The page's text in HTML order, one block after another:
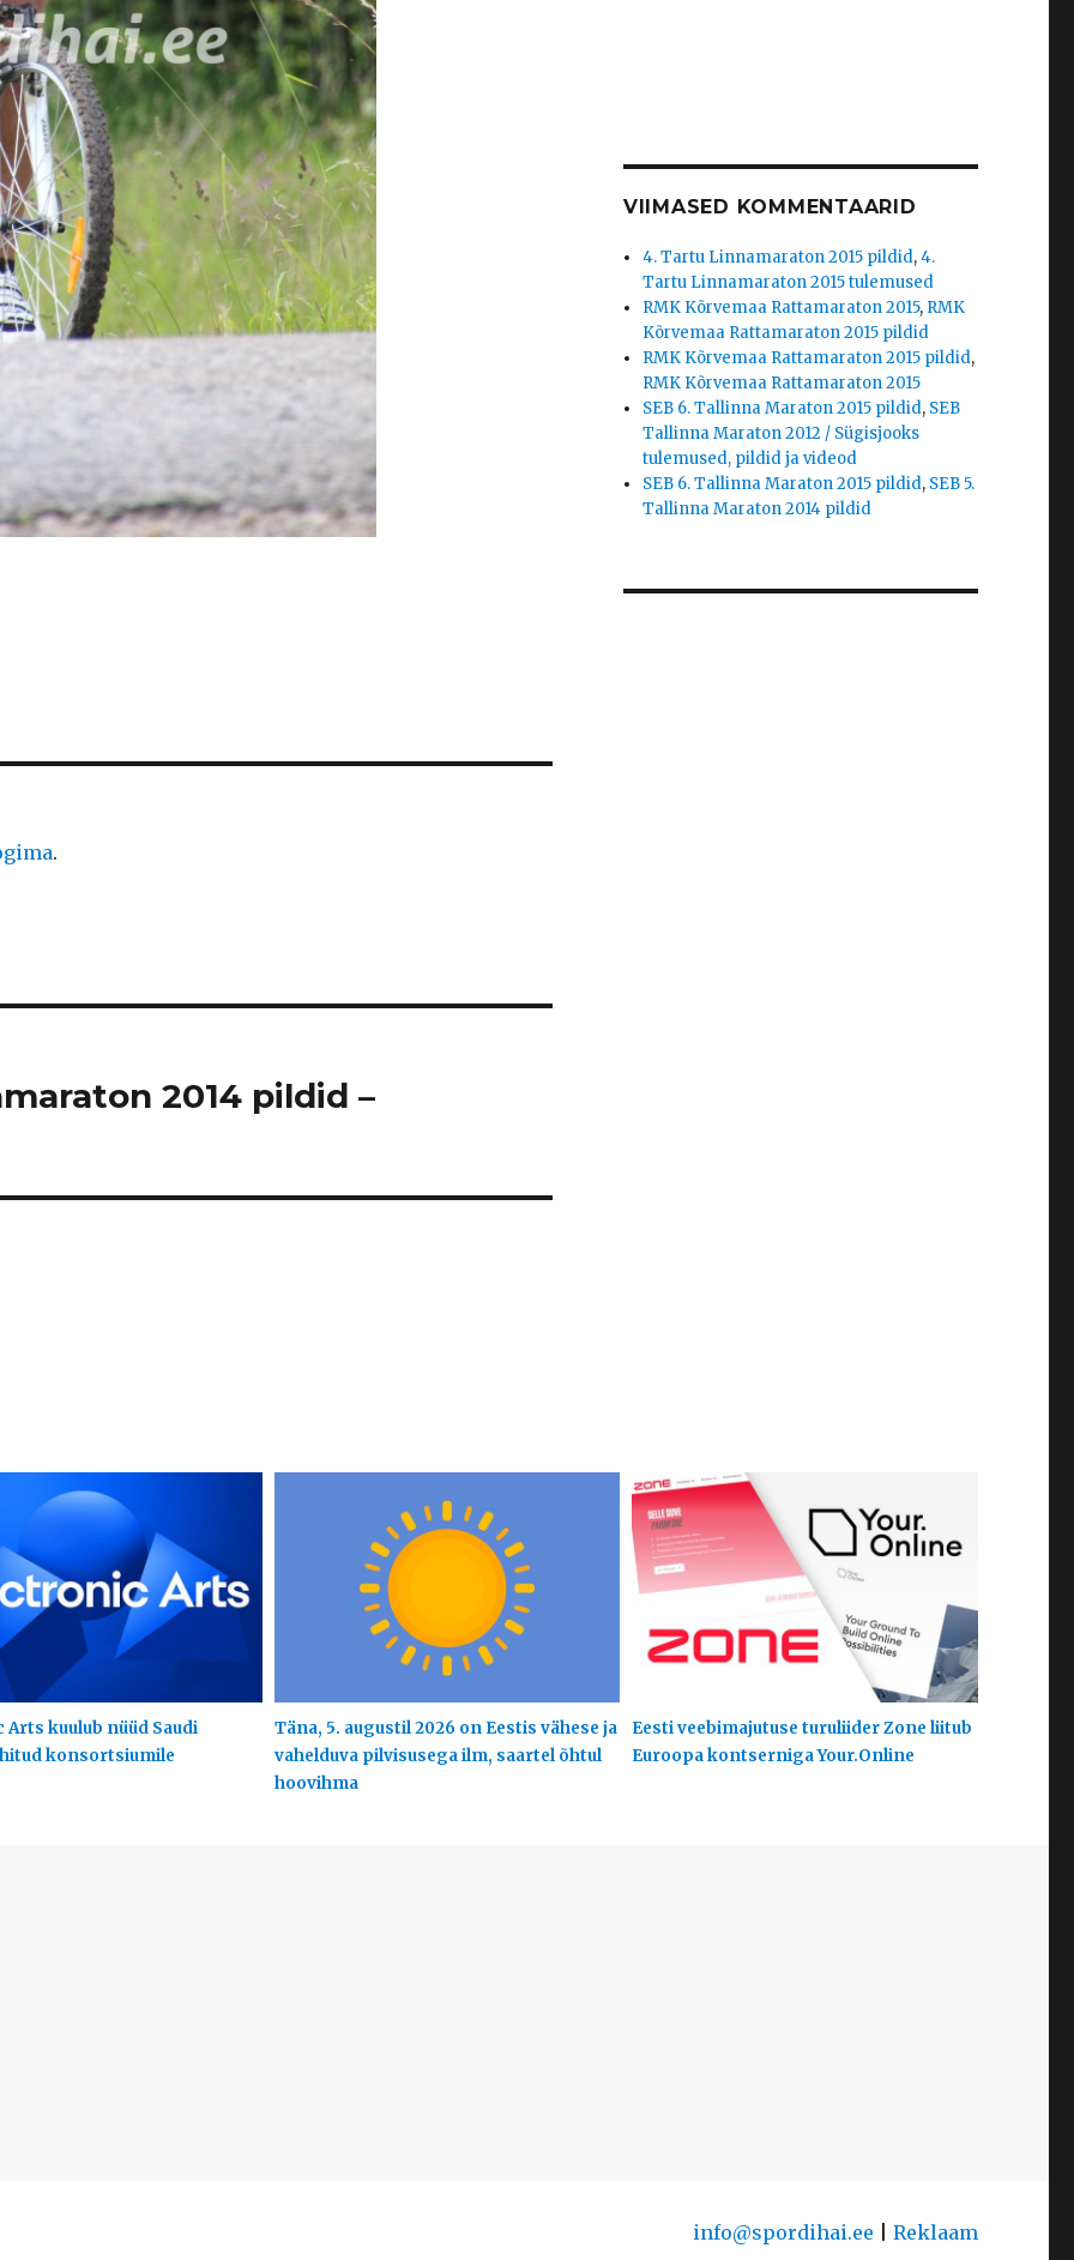
.
2014 pildid –
VIIMASED KOMMENTAARID
4. Tartu Linnamaraton 2015 pildid,4.
Tartu Linnamaraton 2015 tulemused
RMK Kõrvemaa Rattamaraton 2015, RMK
Kõrvemaa Rattamaraton 2015 pildid
RMK Kõrvemaa Rattamaraton 2015 pildid,
RMK Kõrvemaa Rattamaraton 2015
SEB 6. Tallinna Maraton 2015 pildid, SEB
Tallinna Maraton 2012 / Sügisjooks
tulemused, pildid ja videod
SEB 6. Tallinna Maraton 2015 pildid, SEB 5.
Tallinna Maraton 2014 pildid
Arts kuulub nüüd Saudi
konsortsiumile
Täna, 5. augustil 2026 on Eestis vähese ja
vahelduva pilvisusega ilm, saartel õhtul
hoovihma
Eesti veebimajutuse turuliider Zone liitub
Euroopa kontserniga Your.Online
info@spordihai.ee Reklaam